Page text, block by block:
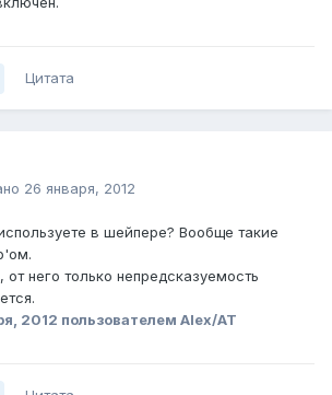
Цитата
26 января, 2012
в шейпере? Вообще такие
него только непредсказуемость
2012 пользователем Alex/AT